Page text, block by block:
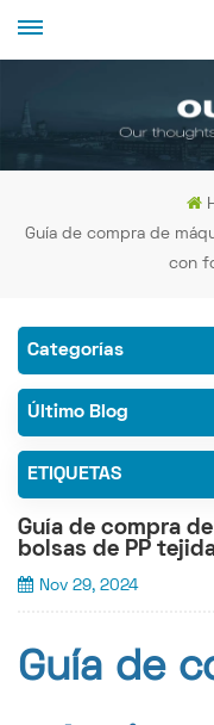
Guía de compra de
con
Categorías
Último Blog
ETIQUETAS
Guía de compra
bolsas de PP
Nov 29, 2024
Guía de